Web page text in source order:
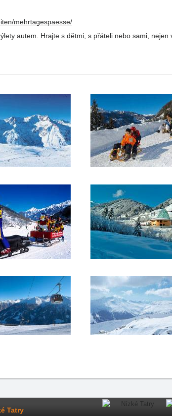
mehrtagespaesse/
autem. Hrajte s dětmi, s přáteli nebo sami, nejen
Tatry